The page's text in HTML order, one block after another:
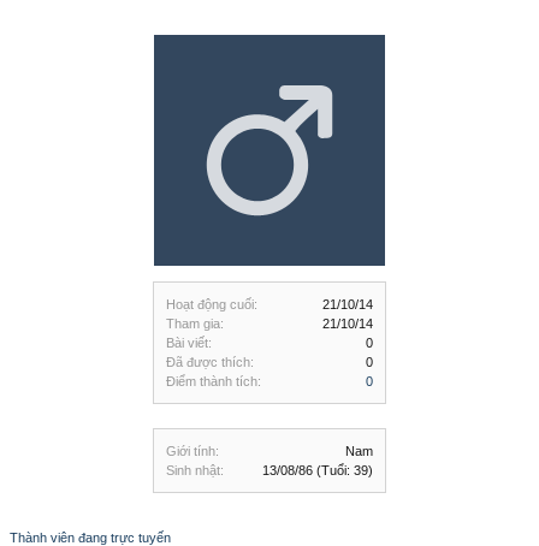
Hoạt động cuối:
21/10/14
Tham gia:
21/10/14
Bài viết:
0
Đã được thích:
0
Điểm thành tích:
0
Giới tính:
Nam
Sinh nhật:
13/08/86 (Tuổi: 39)
Thành viên đang trực tuyến